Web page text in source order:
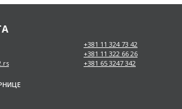
+381 11 324 73 42
+381 11 322 66 26
+381 65 3247 342